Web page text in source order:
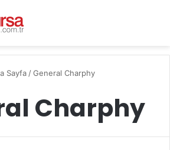
Sayfa /General Charphy
Charphy